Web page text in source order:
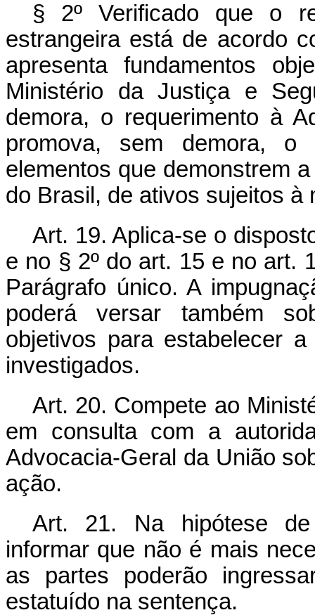
§ 2º Verificado que o
estrangeira está de acordo
apresenta fundamentos
Ministério da Justiça e
demora, o requerimento à
promova, sem demora,
elementos que demonstrem
do Brasil, de ativos sujeitos à
Art. 19. Aplica-se o
e no § 2º do art. 15 e no art.
Parágrafo único. A
poderá versar também
objetivos para estabelecer
investigados.
Art. 20. Compete ao
em consulta com a
Advocacia-Geral da União
ação.
Art. 21. Na hipótese de
informar que não é mais
as partes poderão
estatuído na sentença.